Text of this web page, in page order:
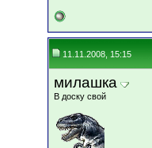
11.11.2008, 15:15
милашка
В доску свой